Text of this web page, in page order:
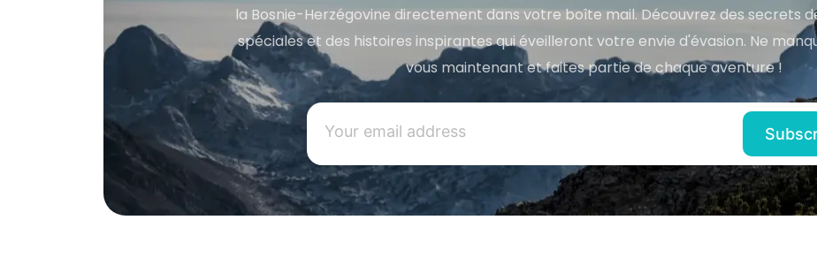
la Bosnie-Herzégovine directement dans votre boîte mail. Découvrez des secrets
spéciales et des histoires inspirantes qui éveilleront votre envie d'évasion. Ne
vous maintenant et faites partie de chaque aventure !